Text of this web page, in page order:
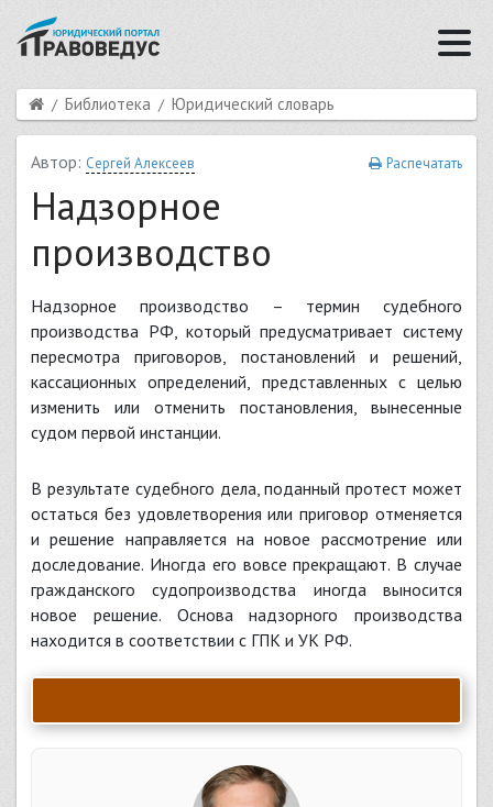
Библиотека Юридический словарь
Автор: Сергей Алексеев Распечатать
Надзорное
производство
Надзорное производство – термин судебного
производства РФ, который предусматривает систему
пересмотра приговоров, постановлений и решений,
кассационных определений, представленных с целью
изменить или отменить постановления, вынесенные
судом первой инстанции.
В результате судебного дела, поданный протест может
остаться без удовлетворения или приговор отменяется
и решение направляется на новое рассмотрение или
доследование. Иногда его вовсе прекращают. В случае
гражданского судопроизводства иногда выносится
новое решение. Основа надзорного производства
находится в соответствии с ГПК и УК РФ.